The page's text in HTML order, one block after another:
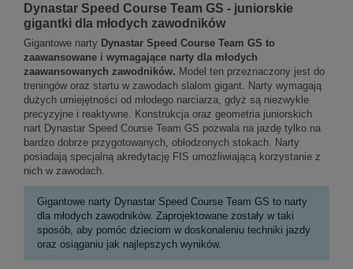
Dynastar Speed Course Team GS - juniorskie
gigantki dla młodych zawodników
Gigantowe narty Dynastar Speed Course Team GS to
zaawansowane i wymagające narty dla młodych
zaawansowanych zawodników. Model ten przeznaczony jest do
treningów oraz startu w zawodach slalom gigant. Narty wymagają
dużych umiejętności od młodego narciarza, gdyż są niezwykle
precyzyjne i reaktywne. Konstrukcja oraz geometria juniorskich
nart Dynastar Speed Course Team GS pozwala na jazdę tylko na
bardzo dobrze przygotowanych, oblodzonych stokach. Narty
posiadają specjalną akredytację FIS umożliwiającą korzystanie z
nich w zawodach.
Gigantowe narty Dynastar Speed Course Team GS to narty
dla młodych zawodników. Zaprojektowane zostały w taki
sposób, aby pomóc dzieciom w doskonaleniu techniki jazdy
oraz osiąganiu jak najlepszych wyników.